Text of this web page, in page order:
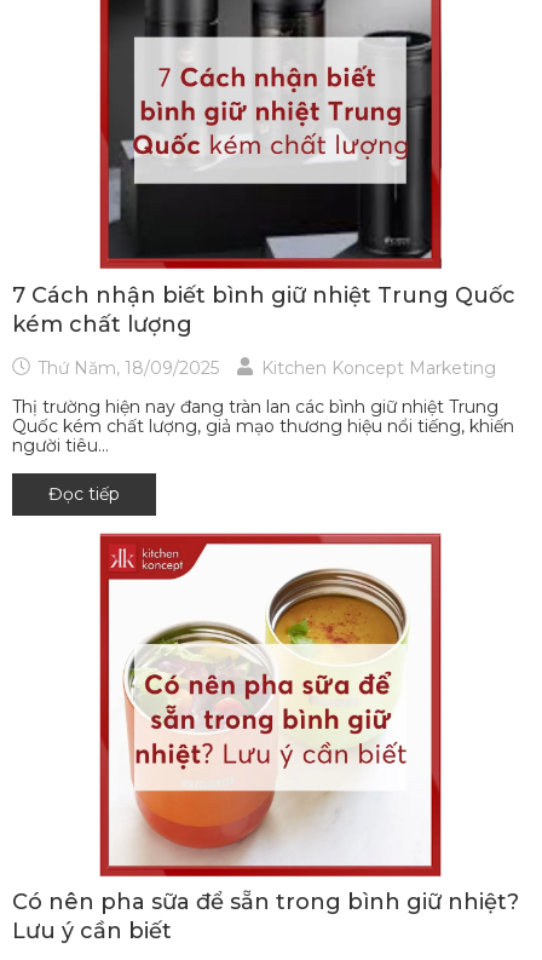
7 Cách nhận biết bình giữ nhiệt Trung Quốc
kém chất lượng
Thứ Năm, 18/09/2025
Kitchen Koncept Marketing
Thị trường hiện nay đang tràn lan các bình giữ nhiệt Trung
Quốc kém chất lượng, giả mạo thương hiệu nổi tiếng, khiến
người tiêu...
Đọc tiếp
Có nên pha sữa để sẵn trong bình giữ nhiệt?
Lưu ý cần biết